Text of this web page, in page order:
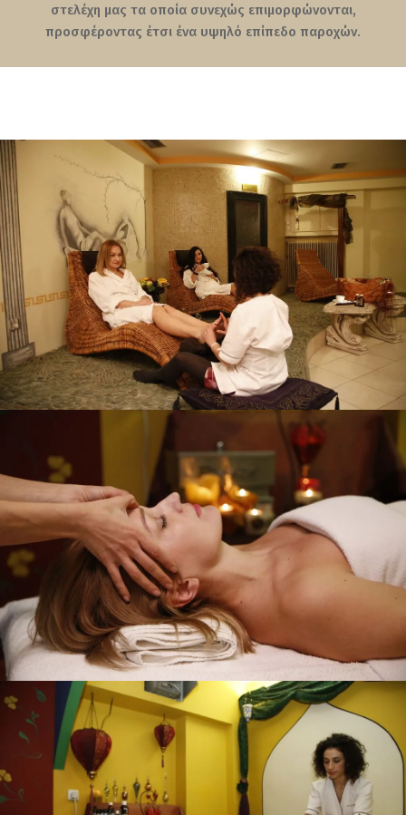
στελέχη μας τα οποία συνεχώς επιμορφώνονται,
προσφέροντας έτσι ένα υψηλό επίπεδο παροχών.